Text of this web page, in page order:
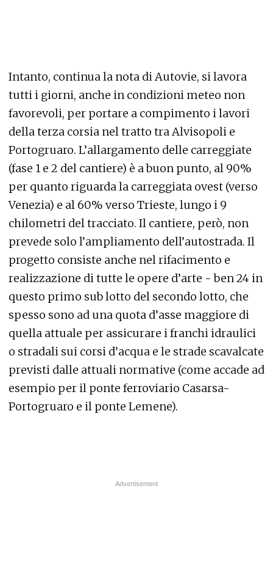
Intanto, continua la nota di Autovie, si lavora
tutti i giorni, anche in condizioni meteo non
favorevoli, per portare a compimento i lavori
della terza corsia nel tratto tra Alvisopoli e
Portogruaro. L’allargamento delle carreggiate
(fase 1 e 2 del cantiere) è a buon punto, al 90%
per quanto riguarda la carreggiata ovest (verso
Venezia) e al 60% verso Trieste, lungo i 9
chilometri del tracciato. Il cantiere, però, non
prevede solo l’ampliamento dell’autostrada. Il
progetto consiste anche nel rifacimento e
realizzazione di tutte le opere d’arte - ben 24 in
questo primo sub lotto del secondo lotto, che
spesso sono ad una quota d’asse maggiore di
quella attuale per assicurare i franchi idraulici
o stradali sui corsi d’acqua e le strade scavalcate
previsti dalle attuali normative (come accade ad
esempio per il ponte ferroviario Casarsa-
Portogruaro e il ponte Lemene).